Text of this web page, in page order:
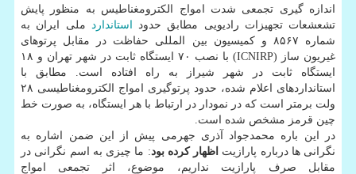
اندازه گیری تجمعی شدت امواج الکترومغناطیس به منظور پایش
تشعشعات تجهیزات رادیویی مطابق حدود
استاندارد ملی ایران به
شماره ۸۵۶۷ و کمیسیون بین المللی حفاظت در مقابل پرتوهای
غیریون ساز (ICNIRP) با نصب ۷۰ ایستگاه ثابت در شهر تهران و ۱۸
ایستگاه ثابت در شهر شیراز به راه افتاده است. مطابق با
استانداردهای اعلام شده، حدود پرتوگیری امواج الکترومغناطیسی ۲۸
ولت برمتر است که در نمودار در ارتباط با هر ایستگاه، به صورت خط
چین قرمز مشخص شده است.
در این باره محمدجواد آذری جهرمی پیش از این ضمن اشاره به
نگرانی ها درباره پارازیت اظهار کرده بود: ما چیزی به اسم نگرانی در
مقابل صرف پارازیت نداریم، موضوع، اثر تجمعی امواج